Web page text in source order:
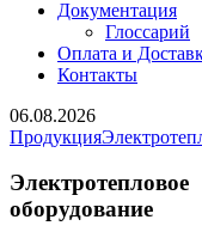
Документация
Глоссарий
Оплата и
Контакты
06.08.2026
Продукция
Электротепловое
оборудование